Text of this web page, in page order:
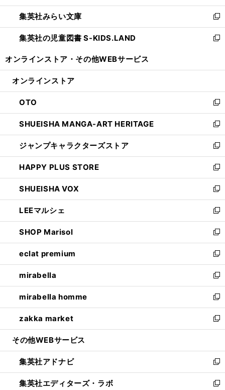
開
く
ウ
で
開
く
ン
ド
ウ
で
ウ
ィ
ン
ド
開
集英社みらい文庫
新
し
い
ン
ウ
で
開
く
集英社の児童図書 S-KIDS.LAND
新
ウ
ン
ド
ウ
で
開
く
オンラインストア・ その他WEBサービス
オンラインストア
OTO
新
し
い
ウ
ィ
ン
ド
ウ
で
開
く
SHUEISHA MANGA-ART HERITAGE
新
し
い
ウ
ィ
ン
ド
ウ
で
開
く
ジャンプキャラクターズストア
新
し
い
ウ
ィ
ン
ド
ウ
で
開
く
HAPPY PLUS STORE
新
し
い
ウ
ィ
ン
ド
ウ
で
開
く
SHUEISHA VOX
新
し
い
ウ
ィ
ン
ド
ウ
で
開
く
LEEマルシェ
新
し
い
ウ
ィ
ン
ド
ウ
で
開
く
SHOP Marisol
新
し
い
ウ
ィ
ン
ド
ウ
で
開
eclat premium
新
し
い
ウ
ィ
ン
ド
ウ
開
く
mirabella
新
し
い
ウ
ィ
ン
ウ
で
開
く
mirabella homme
新
し
い
ウ
ン
ド
ウ
で
zakka market
新
し
ウ
ィ
ン
ド
その他WEBサービス
集英社アドナビ
新
し
い
集英社エディターズ・ラボ 新